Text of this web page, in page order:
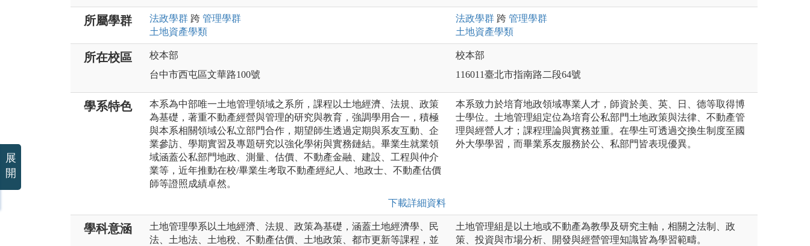
所屬學群 法政學群 跨 管理學群
土地資產學類
法政學群 跨 管理學群
土地資產學類
所在校區
校本部
台中市西屯區文華路100號
校本部
116011臺北市指南路二段64號
學系特色
本系為中部唯一土地管理領域之系所，課程以土地經濟、法規、政策
為基礎，著重不動產經營與管理的研究與教育，強調學用合一，積極
與本系相關領域公私立部門合作，期望師生透過定期與系友互動、企
業參訪、學期實習及專題研究以強化學術與實務鏈結。畢業生就業領
域涵蓋公私部門地政、測量、估價、不動產金融、建設、工程與仲介
業等，近年推動在校/畢業生考取不動產經紀人、地政士、不動產估價
師等證照成績卓然。
下載詳細資料
本系致力於培育地政領域專業人才，師資於美、英、日、德等取得博
士學位。土地管理組定位為培育公私部門土地政策與法律、不動產管
理與經營人才；課程理論與實務並重。在學生可透過交換生制度至國
外大學學習，而畢業系友服務於公、私部門皆表現優異。
學科意涵
土地管理學系以土地經濟、法規、政策為基礎，涵蓋土地經濟學、民
法、土地法、土地稅、不動產估價、土地政策、都市更新等課程，並
土地管理組是以土地或不動產為教學及研究主軸，相關之法制、政
策、投資與市場分析、開發與經營管理知識皆為學習範疇。
展
開